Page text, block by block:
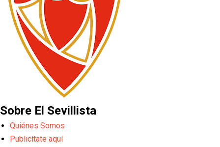
Sobre El Sevillista
Quiénes Somos
Publicítate aquí